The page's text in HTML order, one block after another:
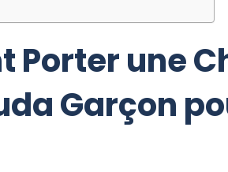
Porter une
Garçon